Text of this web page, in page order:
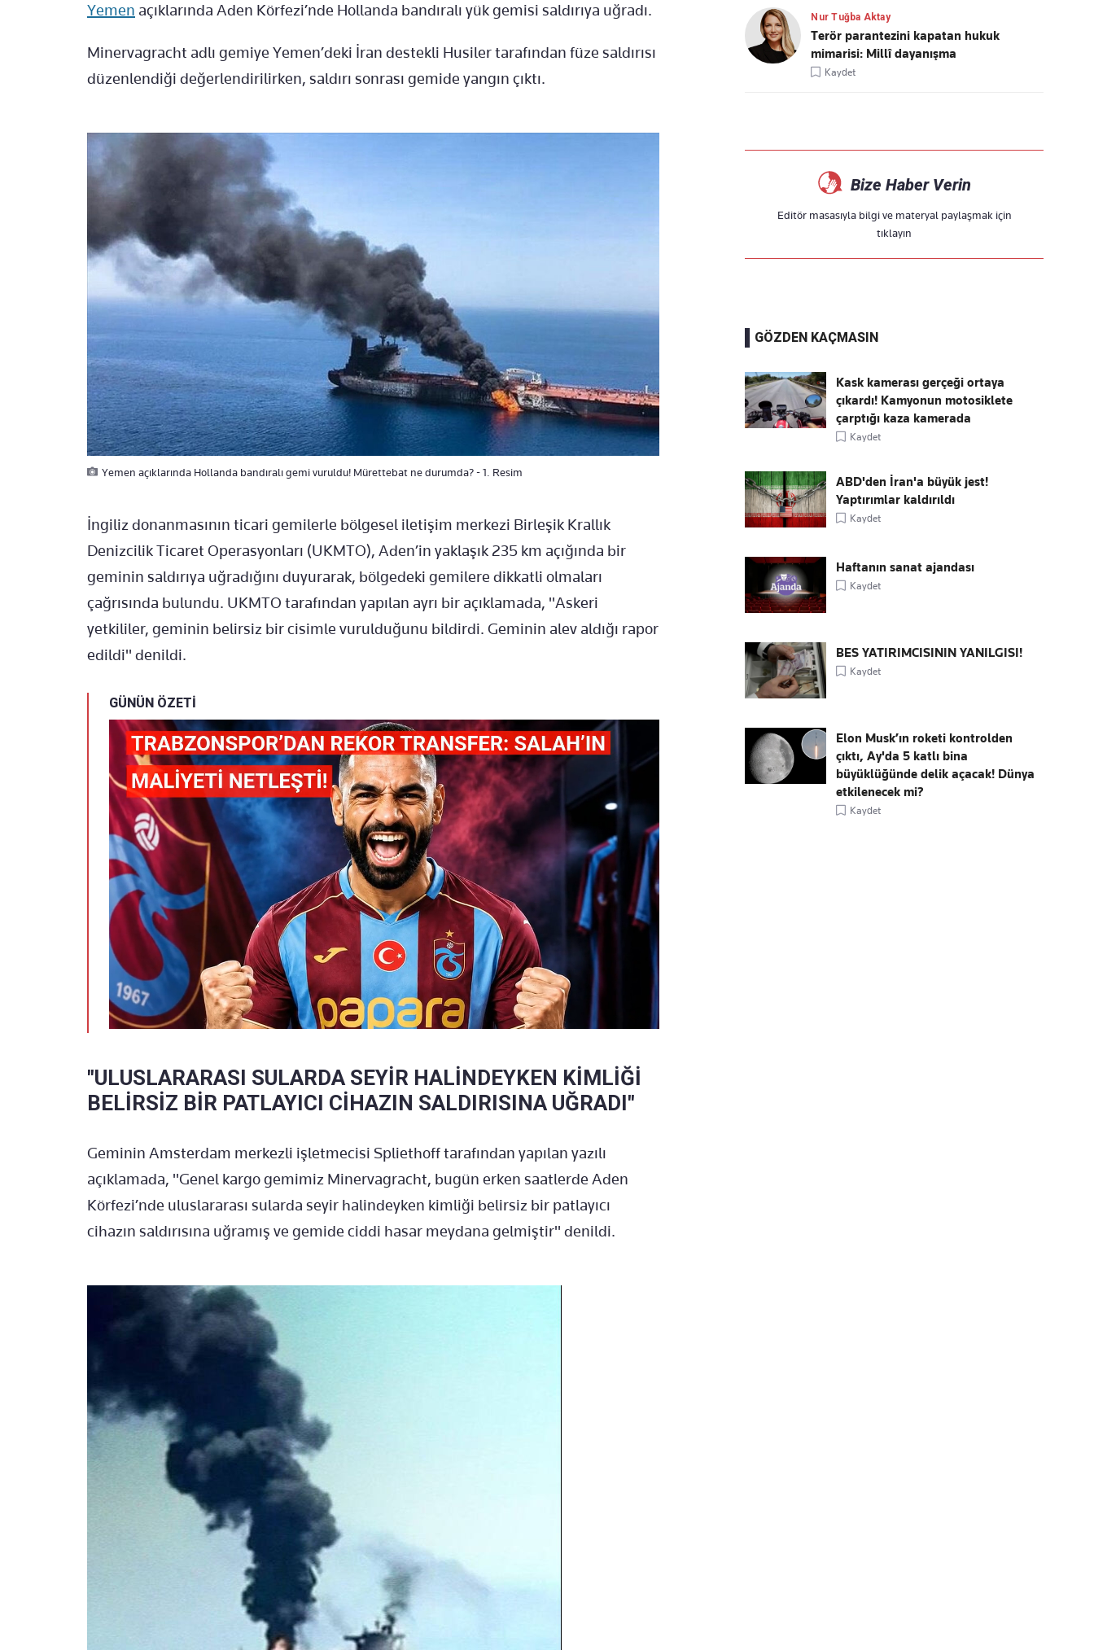
Yemen açıklarında Aden Körfezi’nde Hollanda bandıralı yük gemisi saldırıya uğradı.
Minervagracht adlı gemiye Yemen’deki İran destekli Husiler tarafından füze saldırısı
düzenlendiği değerlendirilirken, saldırı sonrası gemide yangın çıktı.
Yemen açıklarında Hollanda bandıralı gemi vuruldu! Mürettebat ne durumda? - 1. Resim
İngiliz donanmasının ticari gemilerle bölgesel iletişim merkezi Birleşik Krallık
Denizcilik Ticaret Operasyonları (UKMTO), Aden’in yaklaşık 235 km açığında bir
geminin saldırıya uğradığını duyurarak, bölgedeki gemilere dikkatli olmaları
çağrısında bulundu. UKMTO tarafından yapılan ayrı bir açıklamada, "Askeri
yetkililer, geminin belirsiz bir cisimle vurulduğunu bildirdi. Geminin alev aldığı rapor
edildi" denildi.
GÜNÜN ÖZETİ
"ULUSLARARASI SULARDA SEYİR HALİNDEYKEN KİMLİĞİ
BELİRSİZ BİR PATLAYICI CİHAZIN SALDIRISINA UĞRADI"
Geminin Amsterdam merkezli işletmecisi Spliethoff tarafından yapılan yazılı
açıklamada, "Genel kargo gemimiz Minervagracht, bugün erken saatlerde Aden
Körfezi’nde uluslararası sularda seyir halindeyken kimliği belirsiz bir patlayıcı
cihazın saldırısına uğramış ve gemide ciddi hasar meydana gelmiştir" denildi.
Nur Tuğba Aktay
Terör parantezini kapatan hukuk
mimarisi: Millî dayanışma
Kaydet
Bize Haber Verin
Editör masasıyla bilgi ve materyal paylaşmak için
tıklayın
GÖZDEN KAÇMASIN
Kask kamerası gerçeği ortaya
çıkardı! Kamyonun motosiklete
çarptığı kaza kamerada
Kaydet
ABD'den İran'a büyük jest!
Yaptırımlar kaldırıldı
Kaydet
Haftanın sanat ajandası
Kaydet
BES YATIRIMCISININ YANILGISI!
Kaydet
Elon Musk’ın roketi kontrolden
çıktı, Ay'da 5 katlı bina
büyüklüğünde delik açacak! Dünya
etkilenecek mi?
Kaydet